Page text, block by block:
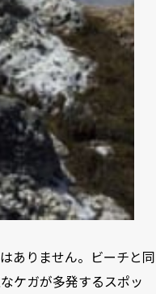
ありません。ビーチと同
ケガが多発するスポッ